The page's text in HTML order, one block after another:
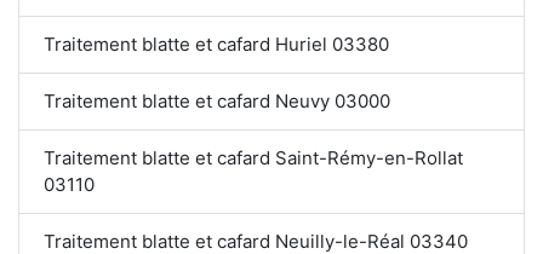
Traitement blatte et cafard Huriel 03380
Traitement blatte et cafard Neuvy 03000
Traitement blatte et cafard Saint-Rémy-en-Rollat
03110
Traitement blatte et cafard Neuilly-le-Réal 03340